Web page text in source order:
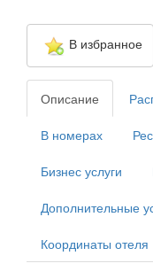
В избранное
Описание
В номерах
Бизнес услуги
Дополнительные
Координаты отеля